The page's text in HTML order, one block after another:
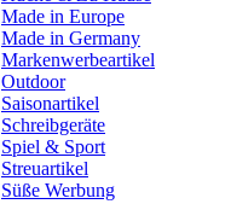
Made in Europe
Made in Germany
Markenwerbeartikel
Outdoor
Saisonartikel
Schreibgeräte
Spiel & Sport
Streuartikel
Süße Werbung